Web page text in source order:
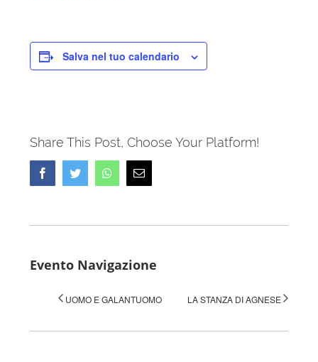
Salva nel tuo calendario
Share This Post, Choose Your Platform!
FacebookTwitter WhatsappEmail
Evento Navigazione
UOMO E GALANTUOMO LA STANZA DI AGNESE